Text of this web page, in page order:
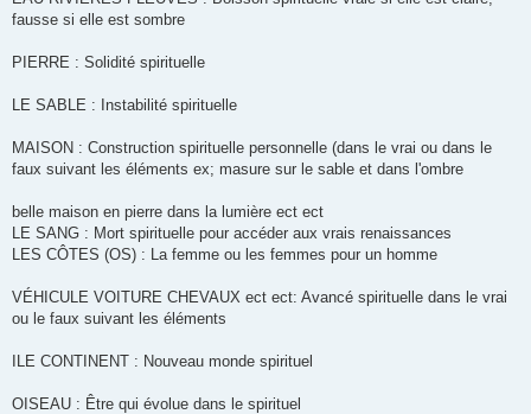
fausse si elle est sombre
PIERRE : Solidité spirituelle
LE SABLE : Instabilité spirituelle
MAISON : Construction spirituelle personnelle (dans le vrai ou dans le
faux suivant les éléments ex; masure sur le sable et dans l'ombre
belle maison en pierre dans la lumière ect ect
LE SANG : Mort spirituelle pour accéder aux vrais renaissances
LES CÔTES (OS) : La femme ou les femmes pour un homme
VÉHICULE VOITURE CHEVAUX ect ect: Avancé spirituelle dans le vrai
ou le faux suivant les éléments
ILE CONTINENT : Nouveau monde spirituel
OISEAU : Être qui évolue dans le spirituel